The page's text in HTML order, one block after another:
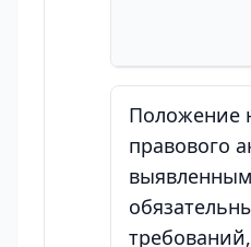
Положение
правового